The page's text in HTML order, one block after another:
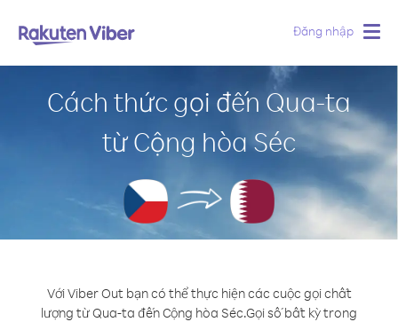
Đăng nhập
Cách thức gọi đến Qua-ta
từ Cộng hòa Séc
Với Viber Out bạn có thể thực hiện các cuộc gọi chất
lượng từ Qua-ta đến Cộng hòa Séc.Gọi số bất kỳ trong